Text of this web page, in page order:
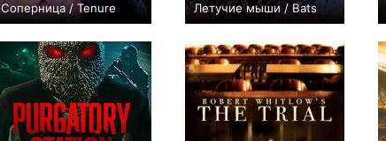
Соперница / Tenure
−1
Летучие мыши / Bats
+2